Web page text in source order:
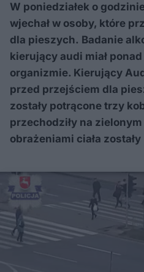
W poniedziałek o
wjechał w osoby, które
dla pieszych. Badanie
kierujący audi miał
organizmie. Kierujący
przed przejściem dla
zostały potrącone trzy
przechodziły na
obrażeniami ciała